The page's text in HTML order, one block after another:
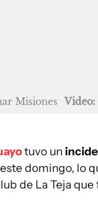
Misiones Video:
tuvo un
domingo, lo
de La Teja que